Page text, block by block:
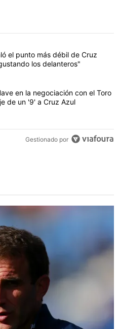
con más comentarios en los
"Adrián Esparza señaló el
el punto más débil de Cruz
los delanteros"
título "Revelan un detalle clave
en la negociación con el Toro
de un '9' a Cruz Azul
Gestionado por